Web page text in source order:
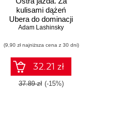
kulisami dążeń
Ubera do dominacji
na świecie
Adam Lashinsky
(9,90 zł najniższa cena z 30 dni)
32.21 zł
37.89 zł (-15%)